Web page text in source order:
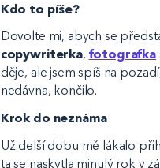
Kdo to píše?
Dovolte mi, abych se
copywriterka, fotografka
děje, ale jsem spíš na
nedávna, končilo.
Krok do neznáma
Už delší dobu mě lákalo
ta se naskytla minulý rok v